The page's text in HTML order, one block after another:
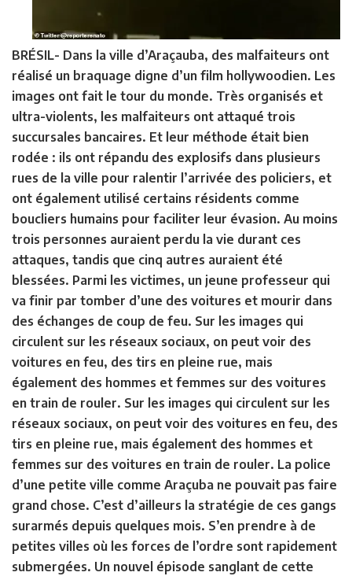
BRÉSIL- Dans la ville d’Araçauba, des malfaiteurs ont
réalisé un braquage digne d’un film hollywoodien. Les
images ont fait le tour du monde. Très organisés et
ultra-violents, les malfaiteurs ont attaqué trois
succursales bancaires. Et leur méthode était bien
rodée : ils ont répandu des explosifs dans plusieurs
rues de la ville pour ralentir l’arrivée des policiers, et
ont également utilisé certains résidents comme
boucliers humains pour faciliter leur évasion. Au moins
trois personnes auraient perdu la vie durant ces
attaques, tandis que cinq autres auraient été
blessées. Parmi les victimes, un jeune professeur qui
va finir par tomber d’une des voitures et mourir dans
des échanges de coup de feu. Sur les images qui
circulent sur les réseaux sociaux, on peut voir des
voitures en feu, des tirs en pleine rue, mais
également des hommes et femmes sur des voitures
en train de rouler. Sur les images qui circulent sur les
réseaux sociaux, on peut voir des voitures en feu, des
tirs en pleine rue, mais également des hommes et
femmes sur des voitures en train de rouler. La police
d’une petite ville comme Araçuba ne pouvait pas faire
grand chose. C’est d’ailleurs la stratégie de ces gangs
surarmés depuis quelques mois. S’en prendre à de
petites villes où les forces de l’ordre sont rapidement
submergées. Un nouvel épisode sanglant de cette